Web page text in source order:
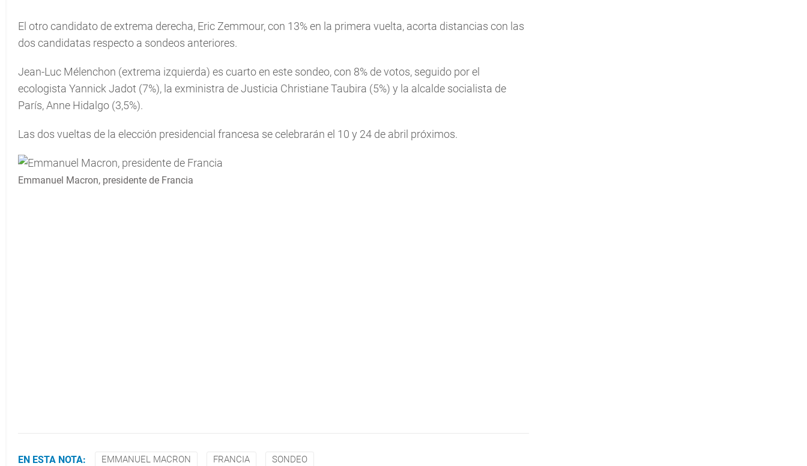
El otro candidato de extrema derecha, Eric Zemmour, con 13% en la primera vuelta, acorta distancias con las
dos candidatas respecto a sondeos anteriores.
Jean-Luc Mélenchon (extrema izquierda) es cuarto en este sondeo, con 8% de votos, seguido por el
ecologista Yannick Jadot (7%), la exministra de Justicia Christiane Taubira (5%) y la alcalde socialista de
París, Anne Hidalgo (3,5%).
Las dos vueltas de la elección presidencial francesa se celebrarán el 10 y 24 de abril próximos.
Emmanuel Macron, presidente de Francia
EN ESTA NOTA: EMMANUEL MACRON FRANCIA SONDEO